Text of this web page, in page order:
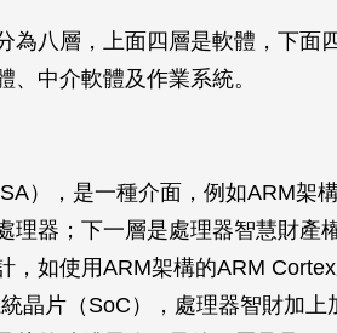
為八層，上面四層是軟體，下面
、中介軟體及作業系統。
），是一種介面，例如ARM架
理器；下一層是處理器智慧財產
，如使用ARM架構的ARM
晶片（SoC），處理器智財加上